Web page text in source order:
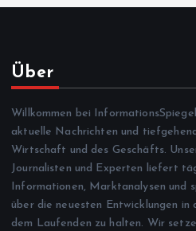
Über
Willkommen bei
aktuelle Nachrichten und
Wirtschaft und des Geschäfts.
Journalisten und Experten liefert
Informationen, Marktanalysen und
über die neuesten Entwicklungen
dem Laufenden zu halten. Wir